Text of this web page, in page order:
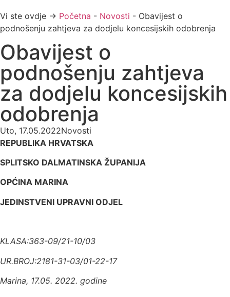
Vi ste ovdje → Početna - Novosti - Obavijest o
podnošenju zahtjeva za dodjelu koncesijskih odobrenja
Obavijest o
podnošenju zahtjeva
za dodjelu koncesijskih
odobrenja
Uto, 17.05.2022Novosti
REPUBLIKA HRVATSKA
SPLITSKO DALMATINSKA ŽUPANIJA
OPĆINA MARINA
JEDINSTVENI UPRAVNI ODJEL
KLASA:363-09/21-10/03
UR.BROJ:2181-31-03/01-22-17
Marina, 17.05. 2022. godine